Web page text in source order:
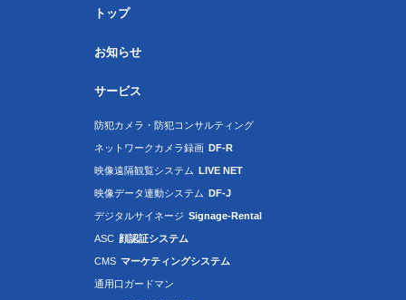
トップ
お知らせ
サービス
防犯カメラ・防犯コンサルティング
ネットワークカメラ録画 DF-R
映像遠隔観覧システム LIVE NET
映像データ連動システム DF-J
デジタルサイネージ Signage-Rental
ASC 顔認証システム
CMS マーケティングシステム
通用口ガードマン